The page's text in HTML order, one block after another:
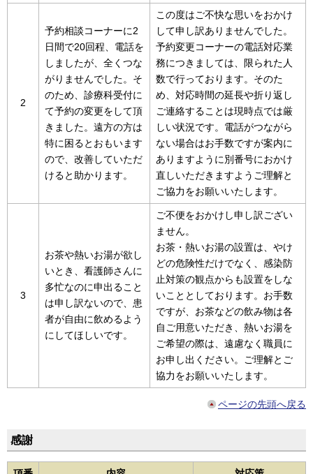
2
予約相談コーナーに2
日間で20回程、電話を
しましたが、全くつな
がりませんでした。そ
のため、診療科受付に
て予約の変更をして頂
きました。遠方の方は
特に困るとおもいます
ので、改善していただ
けると助かります。
この度はご不快な思いをおかけ
して申し訳ありませんでした。
予約変更コーナーの電話対応業
務につきましては、限られた人
数で行っております。そのた
め、対応時間の延長や折り返し
ご連絡することは現時点では厳
しい状況です。電話がつながら
ない場合はお手数ですが案内に
ありますように別番号におかけ
直しいただきますようご理解と
ご協力をお願いいたします。
3
お茶や熱いお湯が欲し
いとき、看護師さんに
多忙なのに申出ること
は申し訳ないので、患
者が自由に飲めるよう
にしてほしいです。
ご不便をおかけし申し訳ござい
ません。
お茶・熱いお湯の設置は、やけ
どの危険性だけでなく、感染防
止対策の観点からも設置をしな
いこととしております。お手数
ですが、お茶などの飲み物は各
自ご用意いただき、熱いお湯を
ご希望の際は、遠慮なく職員に
お申し出ください。ご理解とご
協力をお願いいたします。
ページの先頭へ戻る
感謝